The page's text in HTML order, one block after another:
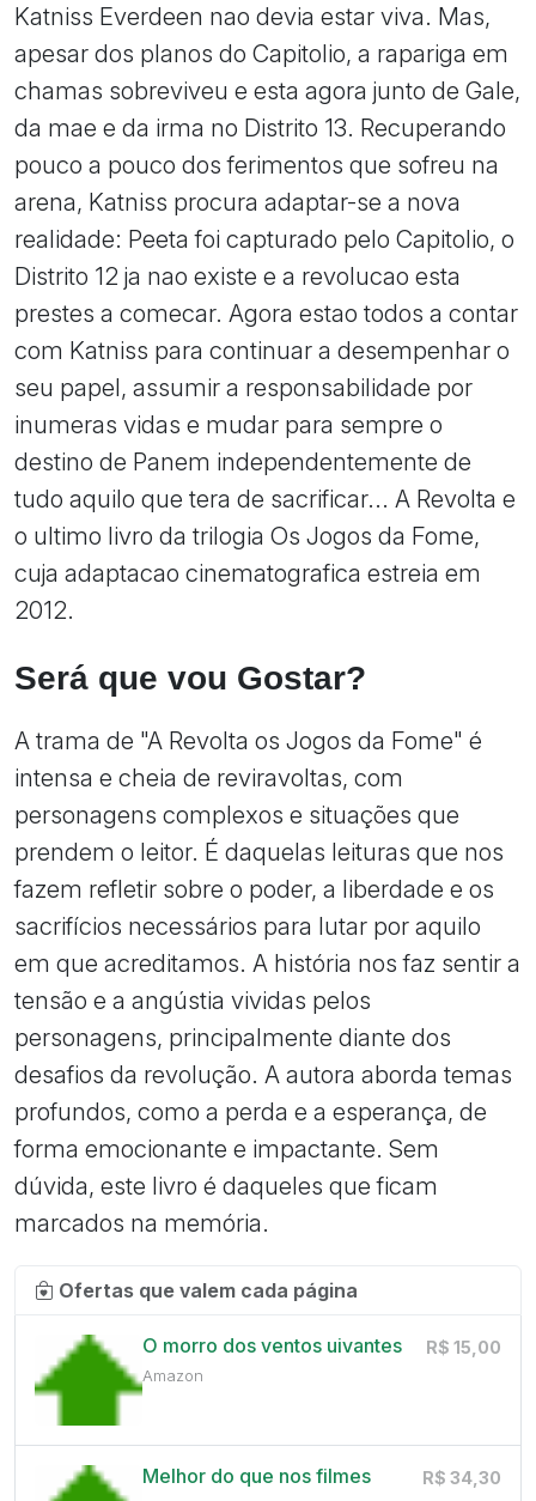
Katniss Everdeen nao devia estar viva. Mas,
apesar dos planos do Capitolio, a rapariga em
chamas sobreviveu e esta agora junto de Gale,
da mae e da irma no Distrito 13. Recuperando
pouco a pouco dos ferimentos que sofreu na
arena, Katniss procura adaptar-se a nova
realidade: Peeta foi capturado pelo Capitolio, o
Distrito 12 ja nao existe e a revolucao esta
prestes a comecar. Agora estao todos a contar
com Katniss para continuar a desempenhar o
seu papel, assumir a responsabilidade por
inumeras vidas e mudar para sempre o
destino de Panem independentemente de
tudo aquilo que tera de sacrificar... A Revolta e
o ultimo livro da trilogia Os Jogos da Fome,
cuja adaptacao cinematografica estreia em
2012.
Será que vou Gostar?
A trama de "A Revolta os Jogos da Fome" é
intensa e cheia de reviravoltas, com
personagens complexos e situações que
prendem o leitor. É daquelas leituras que nos
fazem refletir sobre o poder, a liberdade e os
sacrifícios necessários para lutar por aquilo
em que acreditamos. A história nos faz sentir a
tensão e a angústia vividas pelos
personagens, principalmente diante dos
desafios da revolução. A autora aborda temas
profundos, como a perda e a esperança, de
forma emocionante e impactante. Sem
dúvida, este livro é daqueles que ficam
marcados na memória.
Ofertas que valem cada página
O morro dos ventos uivantes
Amazon
R$ 15,00
Melhor do que nos filmes R$ 34,30